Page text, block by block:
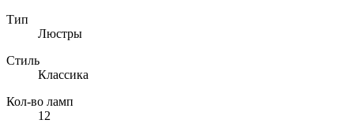
Тип
Люстры
Стиль
Классика
Кол-во ламп
12